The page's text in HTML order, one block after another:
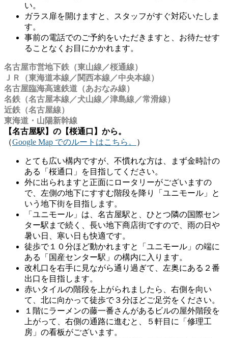
い。
ガラス扉を開けますと、スタッフがすぐ対応いたしま
す。
事前の電話でのご予約をいただきますと、お待たせす
ることなくお目にかかれます。
名古屋市営地下鉄（東山線／桜通線）
ＪＲ（東海道本線／関西本線／中央本線）
名古屋臨海高速鉄道（あおなみ線）
名鉄（名古屋本線／犬山線／津島線／常滑線）
近鉄（名古屋線）
東海道・山陽新幹線
【名古屋駅】の【桜通口】から。
（Google Map でのルートはこちら。 ）
とても広い構内ですが、不慣れな方は、まず金時計の
ある「桜通口」を目指してください。
外に出られますと正面にロータリーがございますの
で、左側の地下にすすむ階段を降り「ユニモール」と
いう地下街を目指します。
「ユニモール」は、名古屋駅と、ひとつ隣の国際セン
ター駅まで続く、長い地下商店街ですので、雨の日や
暑い日、寒い日も快適です。
徒歩で１０分ほど動かれますと「ユニモール」の端に
ある「国産センター駅」の構内に入ります。
改札口を右手に見ながら通り過ぎて、左奥にある２番
出口を目指します。
赤いタイルの階段を上がられましたら、右側を向い
て、北に向かって徒歩で３分ほどご足労をください。
１階にラーメンの藤一番さんがあるビルの屋外階段を
上がって、右側の通路に進むと、５軒目に「修理工
房」の看板がございます。